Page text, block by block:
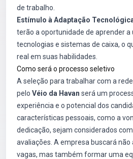
de trabalho.
Estímulo à Adaptação
terão a oportunidade de aprender a
tecnologias e sistemas de caixa, o
real em suas habilidades.
Como será o processo seletivo
A seleção para trabalhar com a
pelo Véio da Havan será um
experiência e o potencial dos
características pessoais, como a
dedicação, sejam considerados
avaliações. A empresa buscará
vagas, mas também formar uma